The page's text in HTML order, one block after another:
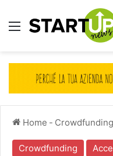
Menu
Home - Crowdfunding
Crowdfunding